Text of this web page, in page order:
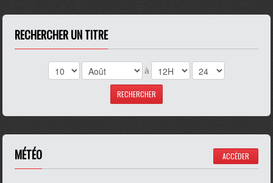
RECHERCHER UN TITRE
à
MÉTÉO ACCÉDER